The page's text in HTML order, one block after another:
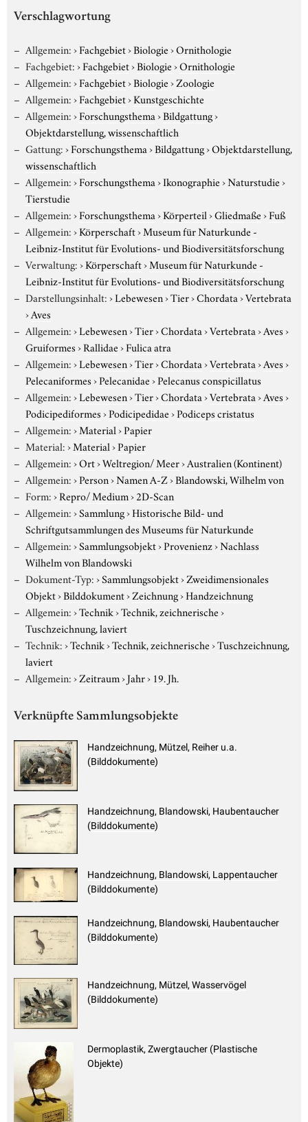
Verschlagwortung
Allgemein:›Fachgebiet›Biologie›Ornithologie
Fachgebiet:›Fachgebiet›Biologie›Ornithologie
Allgemein:›Fachgebiet›Biologie›Zoologie
Allgemein:›Fachgebiet›Kunstgeschichte
Allgemein:›Forschungsthema›Bildgattung›
Objektdarstellung, wissenschaftlich
Gattung:›Forschungsthema›Bildgattung›Objektdarstellung,
wissenschaftlich
Allgemein:›Forschungsthema›Ikonographie›Naturstudie›
Tierstudie
Allgemein:›Forschungsthema›Körperteil›Gliedmaße›Fuß
Allgemein:›Körperschaft›Museum für Naturkunde -
Leibniz-Institut für Evolutions- und Biodiversitätsforschung
Verwaltung:›Körperschaft›Museum für Naturkunde -
Leibniz-Institut für Evolutions- und Biodiversitätsforschung
Darstellungsinhalt:›Lebewesen›Tier›Chordata›Vertebrata
›Aves
Allgemein:›Lebewesen›Tier›Chordata›Vertebrata›Aves›
Gruiformes›Rallidae›Fulica atra
Allgemein:›Lebewesen›Tier›Chordata›Vertebrata›Aves›
Pelecaniformes›Pelecanidae›Pelecanus conspicillatus
Allgemein:›Lebewesen›Tier›Chordata›Vertebrata›Aves›
Podicipediformes›Podicipedidae›Podiceps cristatus
Allgemein:›Material›Papier
Material:›Material›Papier
Allgemein:›Ort›Weltregion/ Meer›Australien (Kontinent)
Allgemein:›Person›Namen A-Z›Blandowski, Wilhelm von
Form:›Repro/ Medium›2D-Scan
Allgemein:›Sammlung›Historische Bild- und
Schriftgutsammlungen des Museums für Naturkunde
Allgemein:›Sammlungsobjekt›Provenienz›Nachlass
Wilhelm von Blandowski
Dokument-Typ:›Sammlungsobjekt›Zweidimensionales
Objekt›Bilddokument›Zeichnung›Handzeichnung
Allgemein:›Technik›Technik, zeichnerische›
Tuschzeichnung, laviert
Technik:›Technik›Technik, zeichnerische›Tuschzeichnung,
laviert
Allgemein:›Zeitraum›Jahr› 19. Jh.
Verknüpfte Sammlungsobjekte
Handzeichnung, Mützel, Reiher u.a.
(Bilddokumente)
Handzeichnung, Blandowski, Haubentaucher
(Bilddokumente)
Handzeichnung, Blandowski, Lappentaucher
(Bilddokumente)
Handzeichnung, Blandowski, Haubentaucher
(Bilddokumente)
Handzeichnung, Mützel, Wasservögel
(Bilddokumente)
Dermoplastik, Zwergtaucher (Plastische
Objekte)